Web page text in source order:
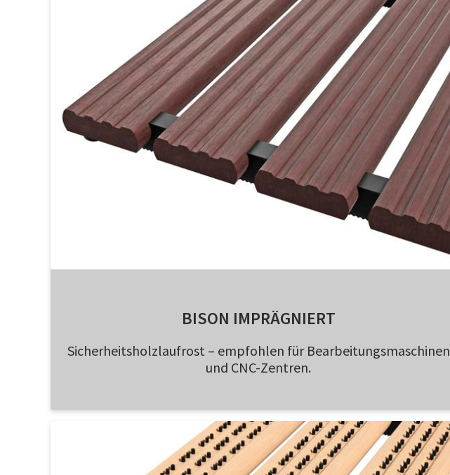
BISON IMPRÄGNIERT
Sicherheitsholzlaufrost – empfohlen für Bearbeitungsmaschinen
und CNC-Zentren.